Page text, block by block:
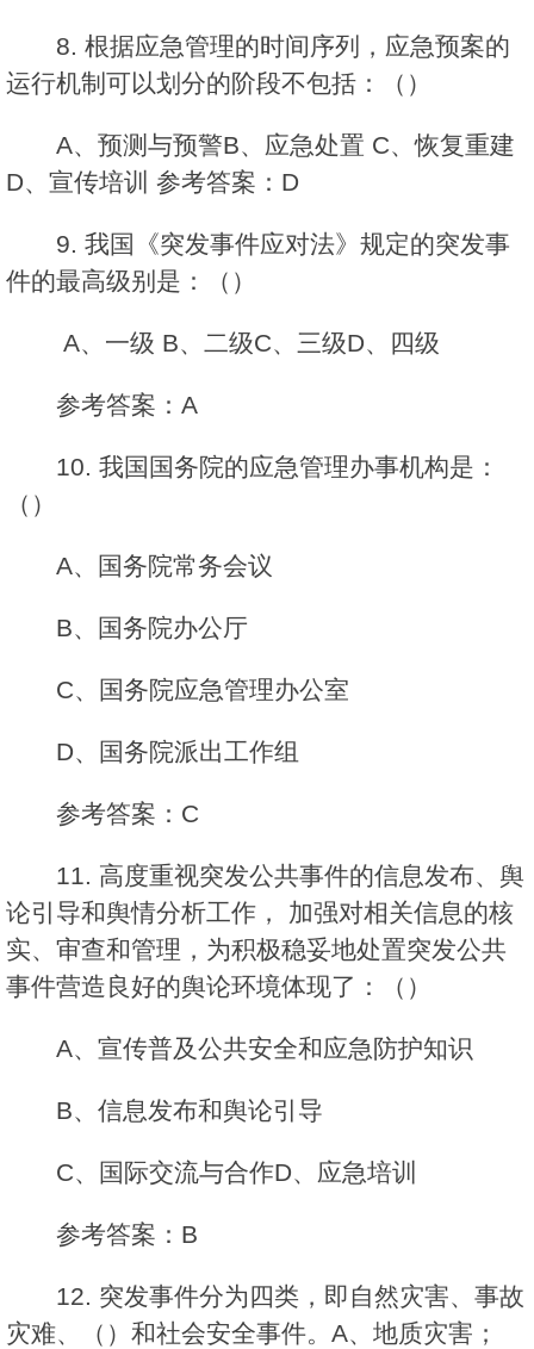
8. 根据应急管理的时间序列，应急预案的
运行机制可以划分的阶段不包括：（）
A、预测与预警B、应急处置 C、恢复重建
D、宣传培训 参考答案：D
9. 我国《突发事件应对法》规定的突发事
件的最高级别是：（）
A、一级 B、二级C、三级D、四级
参考答案：A
10. 我国国务院的应急管理办事机构是：
（）
A、国务院常务会议
B、国务院办公厅
C、国务院应急管理办公室
D、国务院派出工作组
参考答案：C
11. 高度重视突发公共事件的信息发布、舆
论引导和舆情分析工作， 加强对相关信息的核
实、审查和管理，为积极稳妥地处置突发公共
事件营造良好的舆论环境体现了：（）
A、宣传普及公共安全和应急防护知识
B、信息发布和舆论引导
C、国际交流与合作D、应急培训
参考答案：B
12. 突发事件分为四类，即自然灾害、事故
灾难、（）和社会安全事件。A、地质灾害；